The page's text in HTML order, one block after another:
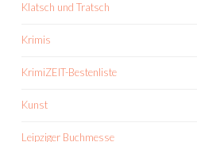
Klatsch und Tratsch
Krimis
KrimiZEIT-Bestenliste
Kunst
Leipziger Buchmesse